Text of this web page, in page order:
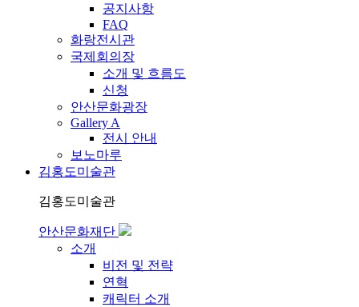
공지사항
FAQ
화랑전시관
국제회의장
소개 및 흐름도
신청
안산문화광장
Gallery A
전시 안내
보노마루
김홍도미술관
김홍도미술관
안산문화재단
소개
비전 및 전략
연혁
캐릭터 소개